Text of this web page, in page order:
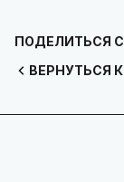
ВЕРНУТЬСЯ
ПОДЕЛИТЬСЯ